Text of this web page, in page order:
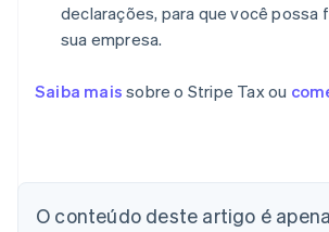
declarações, para que você possa
sua empresa.
Saiba mais sobre o Stripe Tax ou
O conteúdo deste artigo é